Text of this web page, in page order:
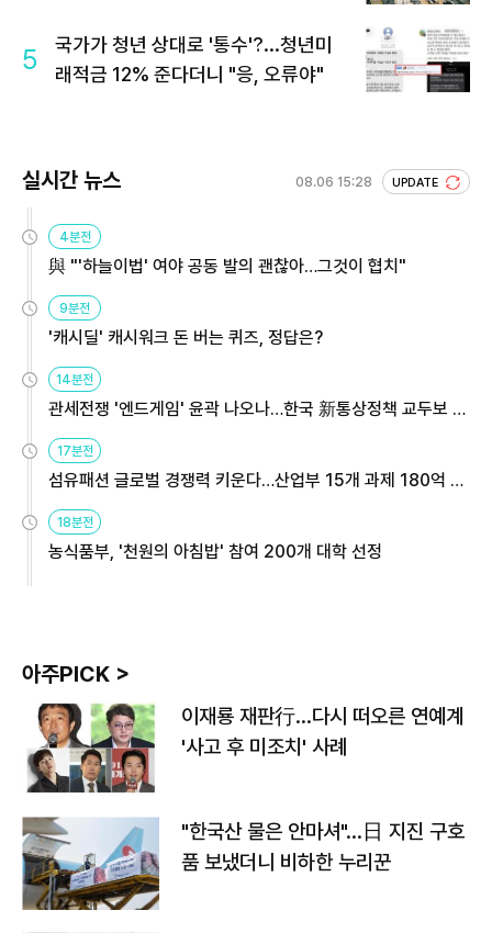
5
국가가 청년 상대로 '통수'?...청년미
래적금 12% 준다더니 "응, 오류야"
실시간 뉴스 08.06 15:28 UPDATE
4분전
與 "'하늘이법' 여야 공동 발의 괜찮아…그것이 협치"
9분전
'캐시딜' 캐시워크 돈 버는 퀴즈, 정답은?
14분전
관세전쟁 '엔드게임' 윤곽 나오나…한국 新통상정책 교두보 활
용해야
17분전
섬유패션 글로벌 경쟁력 키운다…산업부 15개 과제 180억 지
원
18분전
농식품부, '천원의 아침밥' 참여 200개 대학 선정
아주PICK >
이재룡 재판行…다시 떠오른 연예계
'사고 후 미조치' 사례
"한국산 물은 안마셔"…日 지진 구호
품 보냈더니 비하한 누리꾼